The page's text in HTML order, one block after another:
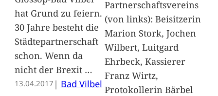
hat Grund zu feiern.
30 Jahre besteht die
Städtepartnerschaft
schon. Wenn da
nicht der Brexit …
13.04.2017 | Bad Vilbel
Partnerschaftsvereins
(von links): Beisitzerin
Marion Stork, Jochen
Wilbert, Luitgard
Ehrbeck, Kassierer
Franz Wirtz,
Protokollerin Bärbel